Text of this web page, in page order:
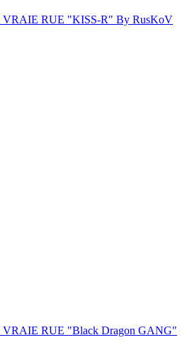
RUE "KISS-R" By RusKoV
RUE "Black Dragon GANG"